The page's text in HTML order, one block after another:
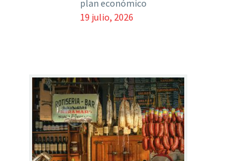
plan económico
19 julio, 2026